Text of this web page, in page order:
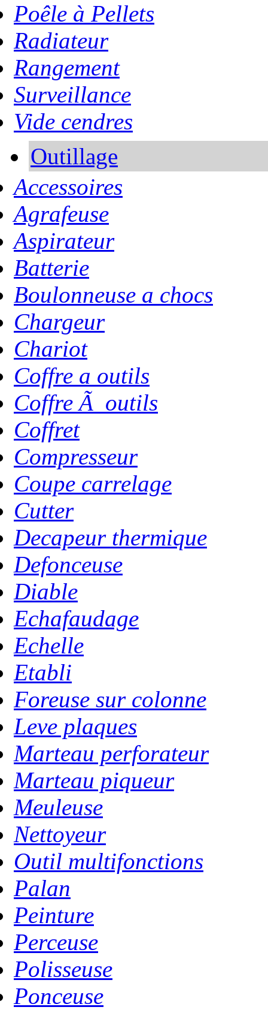
Poêle à Pellets
Radiateur
Rangement
Surveillance
Vide cendres
Outillage
Accessoires
Agrafeuse
Aspirateur
Batterie
Boulonneuse a chocs
Chargeur
Chariot
Coffre a outils
Coffre Ã outils
Coffret
Compresseur
Coupe carrelage
Cutter
Decapeur thermique
Defonceuse
Diable
Echafaudage
Echelle
Etabli
Foreuse sur colonne
Leve plaques
Marteau perforateur
Marteau piqueur
Meuleuse
Nettoyeur
Outil multifonctions
Palan
Peinture
Perceuse
Polisseuse
Ponceuse